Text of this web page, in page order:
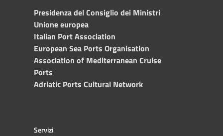
Presidenza del Consiglio dei Ministri
Unione europea
Italian Port Association
European Sea Ports Organisation
Association of Mediterranean Cruise
Ports
Adriatic Ports Cultural Network
Servizi